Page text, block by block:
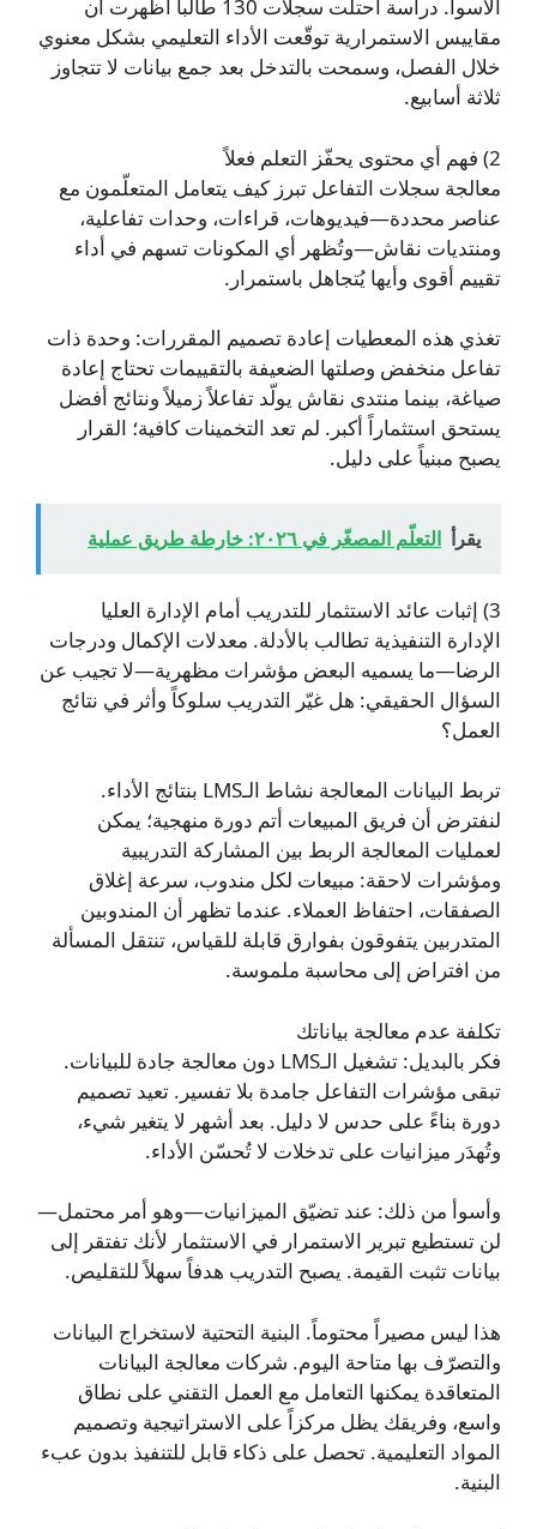
الأسوأ. دراسة احتلّت سجلات 130 طالباً أظهرت أن
مقاييس الاستمرارية توقّعت الأداء التعليمي بشكل معنوي
خلال الفصل، وسمحت بالتدخل بعد جمع بيانات لا تتجاوز
ثلاثة أسابيع.
2) فهم أي محتوى يحفّز التعلم فعلاً
معالجة سجلات التفاعل تبرز كيف يتعامل المتعلّمون مع
عناصر محددة—فيديوهات، قراءات، وحدات تفاعلية،
ومنتديات نقاش—وتُظهر أي المكونات تسهم في أداء
تقييم أقوى وأيها يُتجاهل باستمرار.
تغذي هذه المعطيات إعادة تصميم المقررات: وحدة ذات
تفاعل منخفض وصلتها الضعيفة بالتقييمات تحتاج إعادة
صياغة، بينما منتدى نقاش يولّد تفاعلاً زميلاً ونتائج أفضل
يستحق استثماراً أكبر. لم تعد التخمينات كافية؛ القرار
يصبح مبنياً على دليل.
يقرأ التعلّم المصغّر في ٢٠٢٦: خارطة طريق عملية
3) إثبات عائد الاستثمار للتدريب أمام الإدارة العليا
الإدارة التنفيذية تطالب بالأدلة. معدلات الإكمال ودرجات
الرضا—ما يسميه البعض مؤشرات مظهرية—لا تجيب عن
السؤال الحقيقي: هل غيّر التدريب سلوكاً وأثر في نتائج
العمل؟
تربط البيانات المعالجة نشاط الـLMS بنتائج الأداء.
لنفترض أن فريق المبيعات أتم دورة منهجية؛ يمكن
لعمليات المعالجة الربط بين المشاركة التدريبية
ومؤشرات لاحقة: مبيعات لكل مندوب، سرعة إغلاق
الصفقات، احتفاظ العملاء. عندما تظهر أن المندوبين
المتدربين يتفوقون بفوارق قابلة للقياس، تنتقل المسألة
من افتراض إلى محاسبة ملموسة.
تكلفة عدم معالجة بياناتك
فكر بالبديل: تشغيل الـLMS دون معالجة جادة للبيانات.
تبقى مؤشرات التفاعل جامدة بلا تفسير. تعيد تصميم
دورة بناءً على حدس لا دليل. بعد أشهر لا يتغير شيء،
وتُهدَر ميزانيات على تدخلات لا تُحسّن الأداء.
وأسوأ من ذلك: عند تضيّق الميزانيات—وهو أمر محتمل—
لن تستطيع تبرير الاستمرار في الاستثمار لأنك تفتقر إلى
بيانات تثبت القيمة. يصبح التدريب هدفاً سهلاً للتقليص.
هذا ليس مصيراً محتوماً. البنية التحتية لاستخراج البيانات
والتصرّف بها متاحة اليوم. شركات معالجة البيانات
المتعاقدة يمكنها التعامل مع العمل التقني على نطاق
واسع، وفريقك يظل مركزاً على الاستراتيجية وتصميم
المواد التعليمية. تحصل على ذكاء قابل للتنفيذ بدون عبء
البنية.